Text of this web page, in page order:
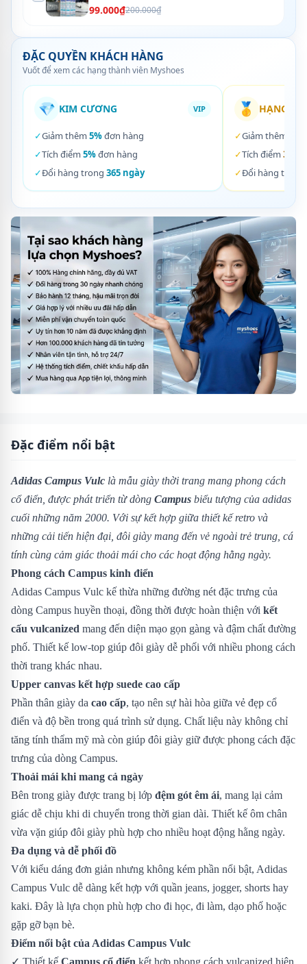
99.000₫200.000₫
ĐẶC QUYỀN KHÁCH HÀNG
Vuốt để xem các hạng thành viên Myshoes
💎 KIM CƯƠNG VIP
✓Giảm thêm 5%đơn hàng
✓Tích điểm 5%đơn hàng
✓Đổi hàng trong 365 ngày
🥇 HẠNG
✓Giảm thêm
✓Tích điểm 3%
✓Đổi hàng trong
Đặc điểm nổi bật
Adidas Campus Vulc là mẫu giày thời trang mang phong cách
cổ điển, được phát triển từ dòng Campus biểu tượng của adidas
cuối những năm 2000. Với sự kết hợp giữa thiết kế retro và
những cải tiến hiện đại, đôi giày mang đến vẻ ngoài trẻ trung, cá
tính cùng cảm giác thoải mái cho các hoạt động hằng ngày.
Phong cách Campus kinh điển
Adidas Campus Vulc kế thừa những đường nét đặc trưng của
dòng Campus huyền thoại, đồng thời được hoàn thiện với kết
cấu vulcanized mang đến diện mạo gọn gàng và đậm chất đường
phố. Thiết kế low-top giúp đôi giày dễ phối với nhiều phong cách
thời trang khác nhau.
Upper canvas kết hợp suede cao cấp
Phần thân giày da cao cấp, tạo nên sự hài hòa giữa vẻ đẹp cổ
điển và độ bền trong quá trình sử dụng. Chất liệu này không chỉ
tăng tính thẩm mỹ mà còn giúp đôi giày giữ được phong cách đặc
trưng của dòng Campus.
Thoải mái khi mang cả ngày
Bên trong giày được trang bị lớp đệm gót êm ái, mang lại cảm
giác dễ chịu khi di chuyển trong thời gian dài. Thiết kế ôm chân
vừa vặn giúp đôi giày phù hợp cho nhiều hoạt động hằng ngày.
Đa dụng và dễ phối đồ
Với kiểu dáng đơn giản nhưng không kém phần nổi bật, Adidas
Campus Vulc dễ dàng kết hợp với quần jeans, jogger, shorts hay
kaki. Đây là lựa chọn phù hợp cho đi học, đi làm, dạo phố hoặc
gặp gỡ bạn bè.
Điểm nổi bật của Adidas Campus Vulc
✓ Thiết kế Campus cổ điển kết hợp phong cách vulcanized hiện